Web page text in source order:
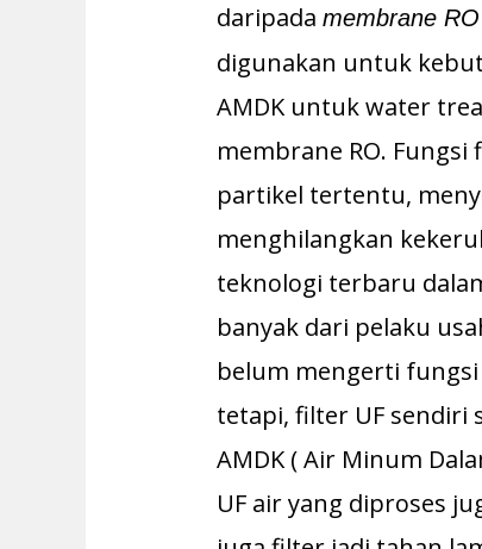
daripadamembrane
digunakan untuk
AMDK untuk water
membrane RO.
partikel tertentu,
menghilangkan
teknologi terbaru
banyak dari pelaku
belum mengerti
tetapi, filter UF sendiri
AMDK ( Air Minum
UF air yang diproses